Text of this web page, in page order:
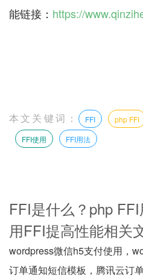
能链接： https://
本文关键词： FFI php FFI
FFI使用
FFI用法
FFI是什么？php
用FFI提高性能相关
wordpress微信h5支付使用，
订单通知短信模板，腾讯云订